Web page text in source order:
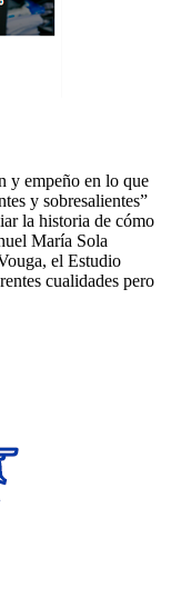
y empeño en lo que
y sobresalientes”
la his­toria de cómo
María Sola
el Estudio
cualidades pero